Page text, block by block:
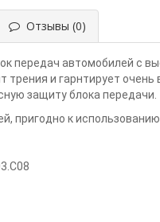
Отзывы (0)
передач автомобилей с
и гарнтирует
защиту блока передачи.
пригодно к использованию